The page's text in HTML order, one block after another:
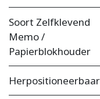
Soort Zelfklevend
Memo /
Papierblokhouder
Herpositioneerbaar